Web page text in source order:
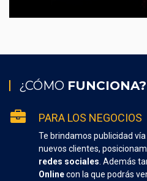
¿CÓMO FUNCIONA?
PARA LOS NEGOCIOS
Te brindamos publicidad
nuevos clientes,
redes sociales . Además
Onlinecon la que podrás